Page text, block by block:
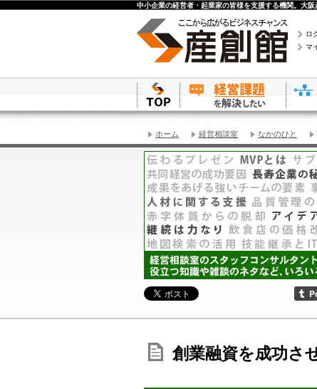
中小企業の経営者・起業家の皆様を支援する機関。大
ロ
マ
ホーム 経営相談室 なかのひと
創業融資を成功さ